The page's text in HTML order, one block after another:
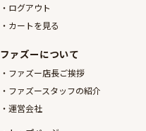
ログアウト
カートを見る
ファズーについて
ファズー店長ご挨拶
ファズースタッフの紹介
運営会社